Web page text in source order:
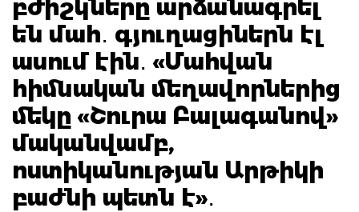
բժիշկները արձանագրել
են մահ․ գյուղացիներն էլ
ասում էին․ «Մահվան
հիմնական մեղավորներից
մեկը «Շուրա Բալագանով»
մականվամբ,
ոստիկանության Արթիկի
բաժնի պետն է»․